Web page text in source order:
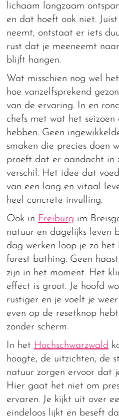
lichaam langzaam
en dat hoeft ook niet.
neemt, ontstaat er iets
rust dat je meeneemt
blijft hangen.
Wat misschien nog wel
hoe vanzelfsprekend
van de ervaring. In en rond
chefs met wat het
hebben. Geen
smaken die precies doen
proeft dat er aandacht in
verschil. Het idee dat
van een lang en vitaal
heel concrete invulling.
Ook in Freiburg im
natuur en dagelijks leven
dag werken loop je zo het
forest bathing. Geen
zijn in het moment. Het
effect is groot. Je hoofd
rustiger en je voelt je
even op de resetknop
zonder scherm.
In het Hochschwarzwald
hoogte, de uitzichten, de
natuur zorgen ervoor dat
Hier gaat het niet om
ervaren. Je kijkt uit over
eindeloos lijkt en beseft